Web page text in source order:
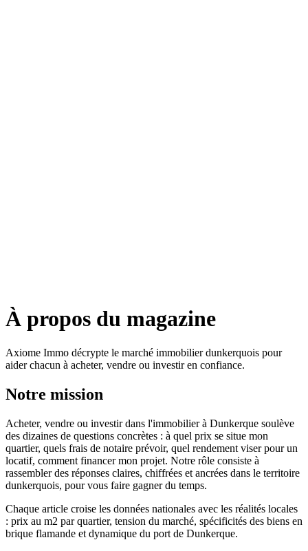
À propos du magazine
Axiome Immo décrypte le marché immobilier dunkerquois pour
aider chacun à acheter, vendre ou investir en confiance.
Notre mission
Acheter, vendre ou investir dans l'immobilier à Dunkerque soulève
des dizaines de questions concrètes : à quel prix se situe mon
quartier, quels frais de notaire prévoir, quel rendement viser pour un
locatif, comment financer mon projet. Notre rôle consiste à
rassembler des réponses claires, chiffrées et ancrées dans le territoire
dunkerquois, pour vous faire gagner du temps.
Chaque article croise les données nationales avec les réalités locales
: prix au m2 par quartier, tension du marché, spécificités des biens en
brique flamande et dynamique du port de Dunkerque.